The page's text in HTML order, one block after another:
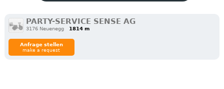
PARTY-SERVICE SENSE AG
3176 Neuenegg 1814 m
Anfrage stellen
make a request